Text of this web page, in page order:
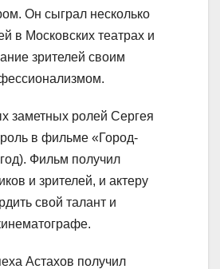
Он сыграл несколько
в Московских театрах и
зрителей своим
заметных ролей Сергея
в фильме «Город-
Фильм получил
и зрителей, и актеру
свой талант и
Астахов получил